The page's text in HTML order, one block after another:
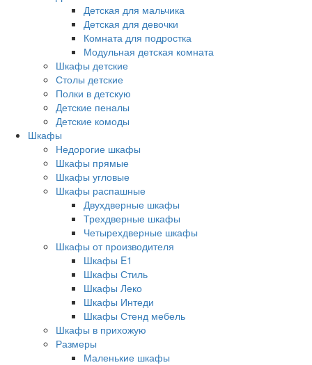
Детская для мальчика
Детская для девочки
Комната для подростка
Модульная детская комната
Шкафы детские
Столы детские
Полки в детскую
Детские пеналы
Детские комоды
Шкафы
Недорогие шкафы
Шкафы прямые
Шкафы угловые
Шкафы распашные
Двухдверные шкафы
Трехдверные шкафы
Четырехдверные шкафы
Шкафы от производителя
Шкафы E1
Шкафы Стиль
Шкафы Леко
Шкафы Интеди
Шкафы Стенд мебель
Шкафы в прихожую
Размеры
Маленькие шкафы